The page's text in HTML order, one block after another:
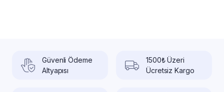
Güvenli Ödeme
Altyapısı
1500₺ Üzeri
Ücretsiz Kargo